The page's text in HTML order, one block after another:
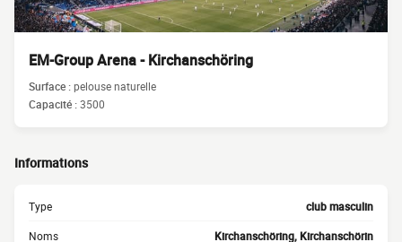
EM-Group Arena - Kirchanschöring
Surface :pelouse naturelle
Capacité :3500
Informations
Type club masculin
Noms Kirchanschöring, Kirchanschörin